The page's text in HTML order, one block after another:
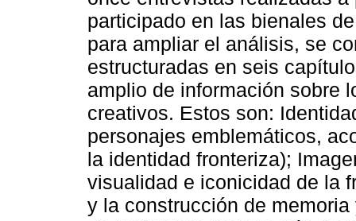
participado en las bienales
para ampliar el análisis, se
estructuradas en seis
amplio de información sobre
creativos. Estos son:
personajes emblemáticos,
la identidad fronteriza);
visualidad e iconicidad de la
y la construcción de